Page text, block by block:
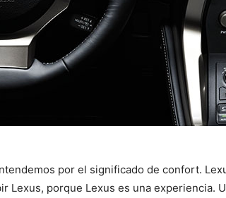
por el significado de confort.
Lexus, porque Lexus es una experiencia.